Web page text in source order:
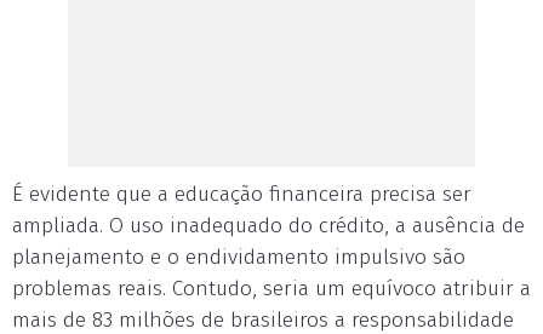
É evidente que a educação financeira precisa ser
ampliada. O uso inadequado do crédito, a ausência de
planejamento e o endividamento impulsivo são
problemas reais. Contudo, seria um equívoco atribuir a
mais de 83 milhões de brasileiros a responsabilidade